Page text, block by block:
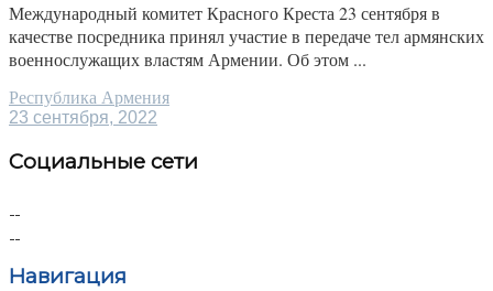
Международный комитет Красного Креста 23 сентября в
качестве посредника принял участие в передаче тел армянских
военнослужащих властям Армении. Об этом ...
Республика Армения
23 сентября, 2022
Социальные сети
Навигация